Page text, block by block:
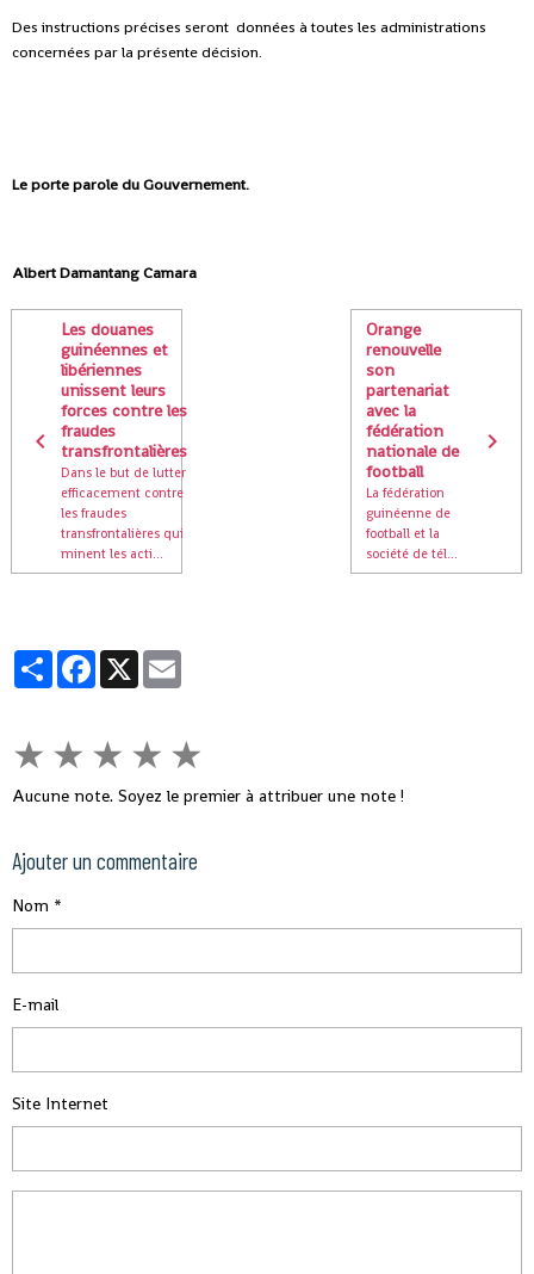
Des instructions précises seront données à toutes les administrations
concernées par la présente décision.
Le porte parole du Gouvernement.
Albert Damantang Camara
Les douanes
guinéennes et
libériennes
unissent leurs
forces contre les
fraudes
transfrontalières
Dans le but de lutter
efficacement contre
les fraudes
transfrontalières qui
minent les acti...
Orange
renouvelle
son
partenariat
avec la
fédération
nationale de
football
La fédération
guinéenne de
football et la
société de tél...
PartagerFacebook
X
★ ★ ★ ★ ★
Aucune note. Soyez le premier à attribuer une note !
Ajouter un commentaire
Nom
E-mail
Site Internet